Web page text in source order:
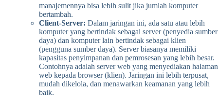
manajemennya bisa lebih sulit jika jumlah komputer
bertambah.
Client-Server: Dalam jaringan ini, ada satu atau lebih
komputer yang bertindak sebagai server (penyedia sumber
daya) dan komputer lain bertindak sebagai klien
(pengguna sumber daya). Server biasanya memiliki
kapasitas penyimpanan dan pemrosesan yang lebih besar.
Contohnya adalah server web yang menyediakan halaman
web kepada browser (klien). Jaringan ini lebih terpusat,
mudah dikelola, dan menawarkan keamanan yang lebih
baik.